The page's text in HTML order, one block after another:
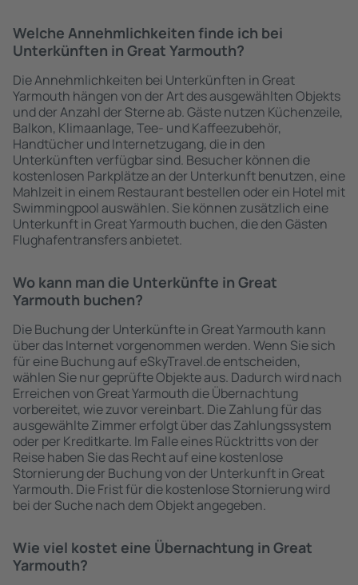
Welche Annehmlichkeiten finde ich bei
Unterkünften in Great Yarmouth?
Die Annehmlichkeiten bei Unterkünften in Great
Yarmouth hängen von der Art des ausgewählten Objekts
und der Anzahl der Sterne ab. Gäste nutzen Küchenzeile,
Balkon, Klimaanlage, Tee- und Kaffeezubehör,
Handtücher und Internetzugang, die in den
Unterkünften verfügbar sind. Besucher können die
kostenlosen Parkplätze an der Unterkunft benutzen, eine
Mahlzeit in einem Restaurant bestellen oder ein Hotel mit
Swimmingpool auswählen. Sie können zusätzlich eine
Unterkunft in Great Yarmouth buchen, die den Gästen
Flughafentransfers anbietet.
Wo kann man die Unterkünfte in Great
Yarmouth buchen?
Die Buchung der Unterkünfte in Great Yarmouth kann
über das Internet vorgenommen werden. Wenn Sie sich
für eine Buchung auf eSkyTravel.de entscheiden,
wählen Sie nur geprüfte Objekte aus. Dadurch wird nach
Erreichen von Great Yarmouth die Übernachtung
vorbereitet, wie zuvor vereinbart. Die Zahlung für das
ausgewählte Zimmer erfolgt über das Zahlungssystem
oder per Kreditkarte. Im Falle eines Rücktritts von der
Reise haben Sie das Recht auf eine kostenlose
Stornierung der Buchung von der Unterkunft in Great
Yarmouth. Die Frist für die kostenlose Stornierung wird
bei der Suche nach dem Objekt angegeben.
Wie viel kostet eine Übernachtung in Great
Yarmouth?